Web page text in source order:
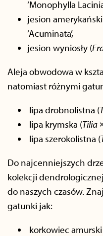
‘Monophylla
jesion
‘Acuminata’,
jesion wyniosły (
Aleja obwodowa w
natomiast różnymi
lipa drobnolistna (
lipa krymska (Tilia
lipa szerokolistna (
Do najcenniejszych
kolekcji
do naszych czasów.
gatunki jak:
korkowiec